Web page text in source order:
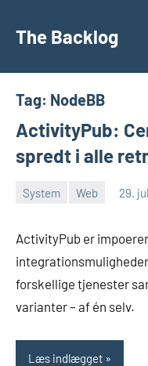
The Backlog
Tag: NodeBB
ActivityPub:
spredt i alle
System Web 29.
Morten
Johansen
ActivityPub er
forskellige tjenester
varianter – af én selv.
Læs indlægget